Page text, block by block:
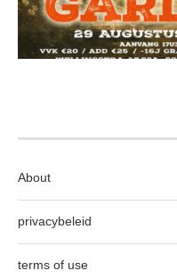
About
privacybeleid
terms of use